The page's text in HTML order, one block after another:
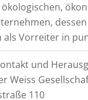
als Vorreiter in
und
Weiss
110